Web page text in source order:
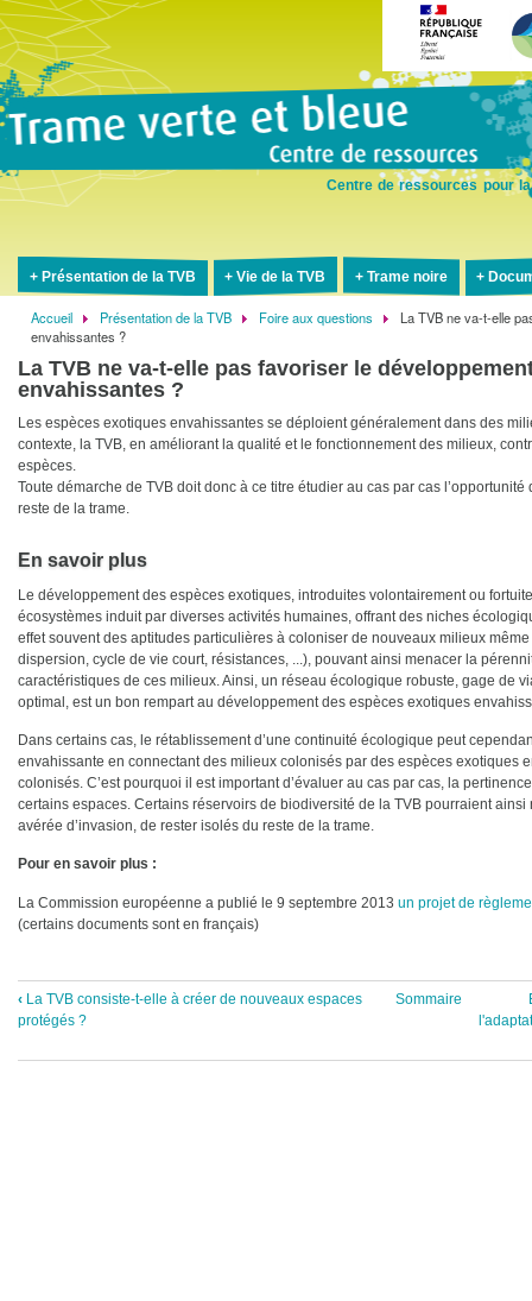
Centre de ressources pour
Présentation de la TVB Vie de la TVB Trame noire
Fil
d'Ariane
Accueil Présentation de la TVB Foire aux questions
La TVB ne va-t-elle
envahissantes ?
La TVB ne va-t-elle pas favoriser le
envahissantes ?
Les espèces exotiques envahissantes se déploient généralement dans des
contexte, la TVB, en améliorant la qualité et le fonctionnement des milieux,
espèces.
Toute démarche de TVB doit donc à ce titre étudier au cas par cas
reste de la trame.
En savoir plus
Le développement des espèces exotiques, introduites volontairement ou
écosystèmes induit par diverses activités humaines, offrant des niches
effet souvent des aptitudes particulières à coloniser de nouveaux milieux
dispersion, cycle de vie court, résistances, ...), pouvant ainsi menacer la
caractéristiques de ces milieux. Ainsi, un réseau écologique robuste, gage de
optimal, est un bon rempart au développement des espèces exotiques
Dans certains cas, le rétablissement d’une continuité écologique peut
envahissante en connectant des milieux colonisés par des espèces exotiques
colonisés. C’est pourquoi il est important d’évaluer au cas par cas, la
certains espaces. Certains réservoirs de biodiversité de la TVB pourraient ainsi
avérée d’invasion, de rester isolés du reste de la trame.
Pour en savoir plus :
La Commission européenne a publié le 9 septembre 2013 un projet de
(certains documents sont en français)
Liens
transversaux
de
‹ La TVB consiste-t-elle à créer de nouveaux espaces
protégés ?
Sommaire